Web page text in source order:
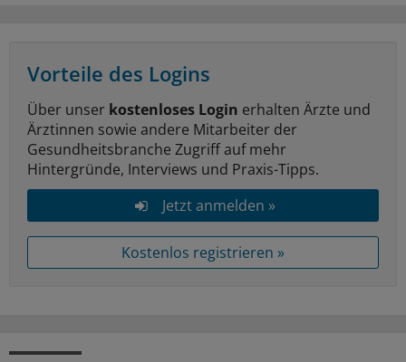
Vorteile des Logins
Über unser kostenloses Login erhalten Ärzte und
Ärztinnen sowie andere Mitarbeiter der
Gesundheitsbranche Zugriff auf mehr
Hintergründe, Interviews und Praxis-Tipps.
Jetzt anmelden »
Kostenlos registrieren »